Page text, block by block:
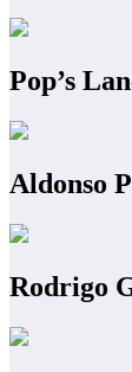
Pop’s
Aldonso
Rodrigo